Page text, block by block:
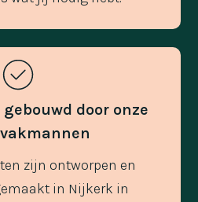
door onze
zijn ontworpen en
in Nijkerk in